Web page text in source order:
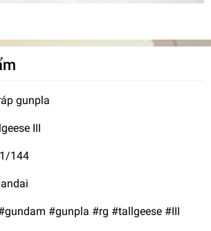
gunpla
III
144
#gunpla #rg #tallgeese #III